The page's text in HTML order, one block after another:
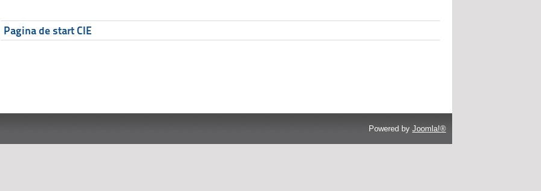
Pagina de start CIE
Powered by Joomla!®